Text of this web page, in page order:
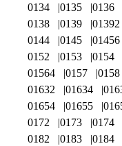
0134
0135 0136
0138
0139 01392
0144
0145 01456
0152
0153 0154
01564
0157 0158
01632
01634
01654
01655
0172
0173 0174
0182
0183 0184